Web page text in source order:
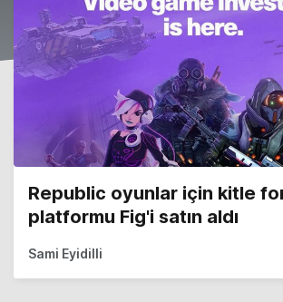
Republic oyunlar için kitle
platformu Fig'i satın aldı
Sami Eyidilli